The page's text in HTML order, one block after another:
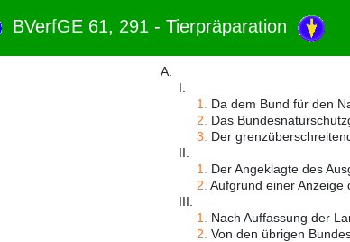
BVerfGE 61, 291 - Tierpräparation
A.
I.
1.
Da dem Bund für den
2.
Das
3.
Der
II.
1.
Der Angeklagte des
2. Aufgrund einer Anzeige
III.
1.
Nach Auffassung der
2. Von den übrigen